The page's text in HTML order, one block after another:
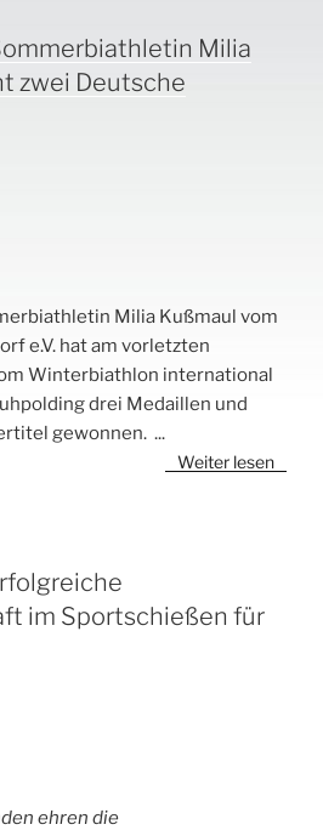
Milia
zwei Deutsche
Milia Kußmaul vom
e.V. hat am vorletzten
Winterbiathlon international
drei Medaillen und
gewonnen. ...
Weiter lesen
im Sportschießen für
ehren die